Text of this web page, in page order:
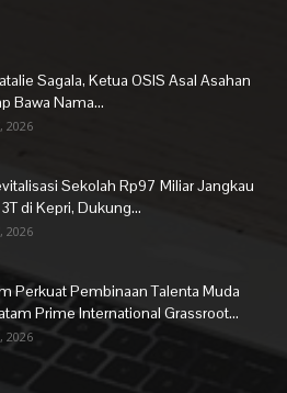
Sagala, Ketua OSIS Asal Asahan
Bawa Nama...
2026
Sekolah Rp97 Miliar Jangkau
di Kepri, Dukung...
2026
Perkuat Pembinaan Talenta Muda
Prime International Grassroot...
2026